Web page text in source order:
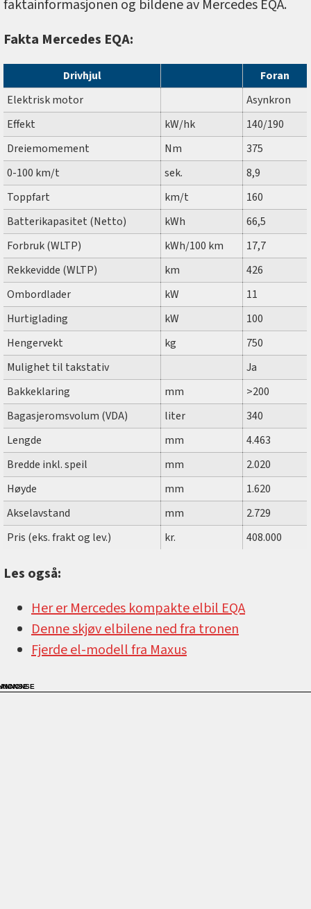
faktainformasjonen og bildene av Mercedes EQA.
Fakta Mercedes EQA:
Drivhjul
Foran
Elektrisk motor
Asynkron
Effekt
kW/hk
140/190
Dreiemomement
Nm
375
0-100 km/t
sek.
8,9
Toppfart
km/t
160
Batterikapasitet (Netto)
kWh
66,5
Forbruk (WLTP)
kWh/100 km
17,7
Rekkevidde (WLTP)
km
426
Ombordlader
kW
11
Hurtiglading
kW
100
Hengervekt
kg
750
Mulighet til takstativ
Ja
Bakkeklaring
mm
>200
Bagasjeromsvolum (VDA)
liter
340
Lengde
mm
4.463
Bredde inkl. speil
mm
2.020
Høyde
mm
1.620
Akselavstand
mm
2.729
Pris (eks. frakt og lev.)
kr. 408.000
Les også:
Her er Mercedes kompakte elbil EQA
Denne skjøv elbilene ned fra tronen
Fjerde el-modell fra Maxus